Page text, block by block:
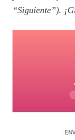
“Siguiente”).